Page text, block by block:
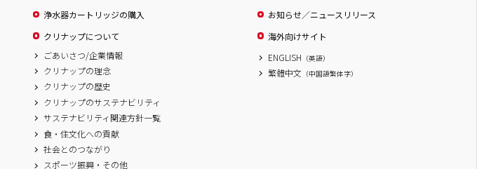
浄水器カートリッジの購入
クリナップについて
ごあいさつ/企業情報
クリナップの理念
クリナップの歴史
クリナップのサステナビリティ
サステナビリティ関連方針一覧
食・住文化への貢献
社会とのつながり
スポーツ振興・その他
お知らせ／ニュースリリース
海外向けサイト
ENGLISH （英語）
繁體中文 （中国語繁体字）